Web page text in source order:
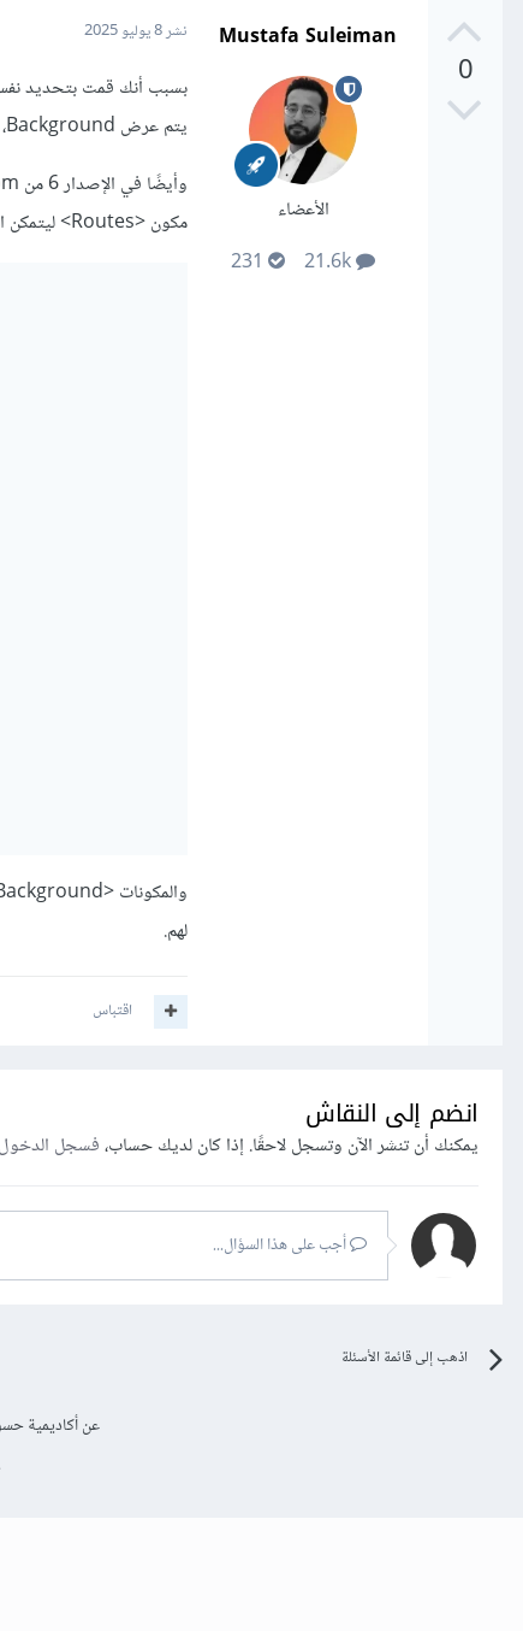
0
Mustafa Suleiman
الأعضاء
نشر8 يوليو 2025
يتم عرض Background، الصحيح هو تحديد مسار واحد فقط لكل مكون.
مكون <Routes> ليتمكن الراوتر من اختيار المسار الصحيح وعرضه.
لهم.
اقتباس
انضم إلى النقاش
يمكنك أن تنشر الآن وتسجل لاحقًا. إذا كان لديك حساب،فسجل الدخول
أجب على هذا السؤال...
اذهب إلى قائمة الأسئلة
عن أكاديمية